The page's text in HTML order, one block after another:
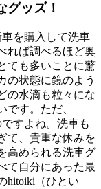
グッズ！
を購入して洗車
れば調べるほど奥
ても多いことに驚
の状態に鏡のよう
の水滴も粒々にな
です。ただ、
ですよね。洗車も
て、貴重な休みを
高められる洗車グ
て自分にあった最
hitoiki（ひとい